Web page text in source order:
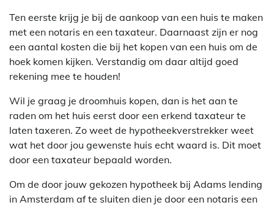
Ten eerste krijg je bij de aankoop van een huis te maken
met een notaris en een taxateur. Daarnaast zijn er nog
een aantal kosten die bij het kopen van een huis om de
hoek komen kijken. Verstandig om daar altijd goed
rekening mee te houden!
Wil je graag je droomhuis kopen, dan is het aan te
raden om het huis eerst door een erkend taxateur te
laten taxeren. Zo weet de hypotheekverstrekker weet
wat het door jou gewenste huis echt waard is. Dit moet
door een taxateur bepaald worden.
Om de door jouw gekozen hypotheek bij Adams lending
in Amsterdam af te sluiten dien je door een notaris een